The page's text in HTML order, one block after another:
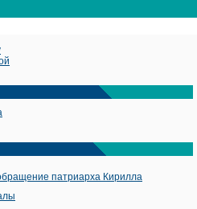
патриарха Кирилла